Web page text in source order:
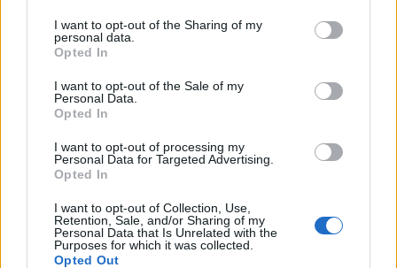
I want to opt-out of the Sharing of my
personal data.
Opted In
I want to opt-out of the Sale of my
Personal Data.
Opted In
I want to opt-out of processing my
Personal Data for Targeted Advertising.
Opted In
I want to opt-out of Collection, Use,
Retention, Sale, and/or Sharing of my
Personal Data that Is Unrelated with the
Purposes for which it was collected.
Opted Out